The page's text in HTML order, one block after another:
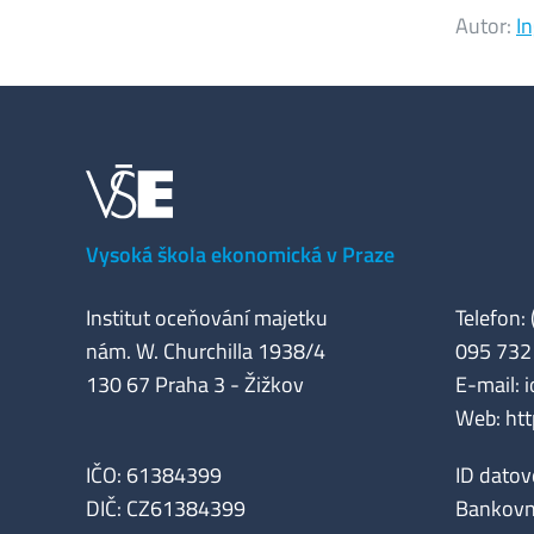
Autor:
Vysoká škola ekonomická v Praze
Institut oceňování majetku
nám. W. Churchilla 1938/4
130 67 Praha 3 - Žižkov
095 732
E-mail:
Web:
IČO: 61384399
DIČ: CZ61384399
ID